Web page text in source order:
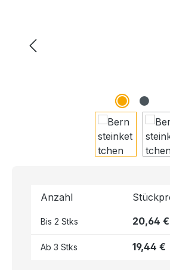
Anzahl
Bis 2 Stks 20,64 €
Ab 3 Stks 19,44 €